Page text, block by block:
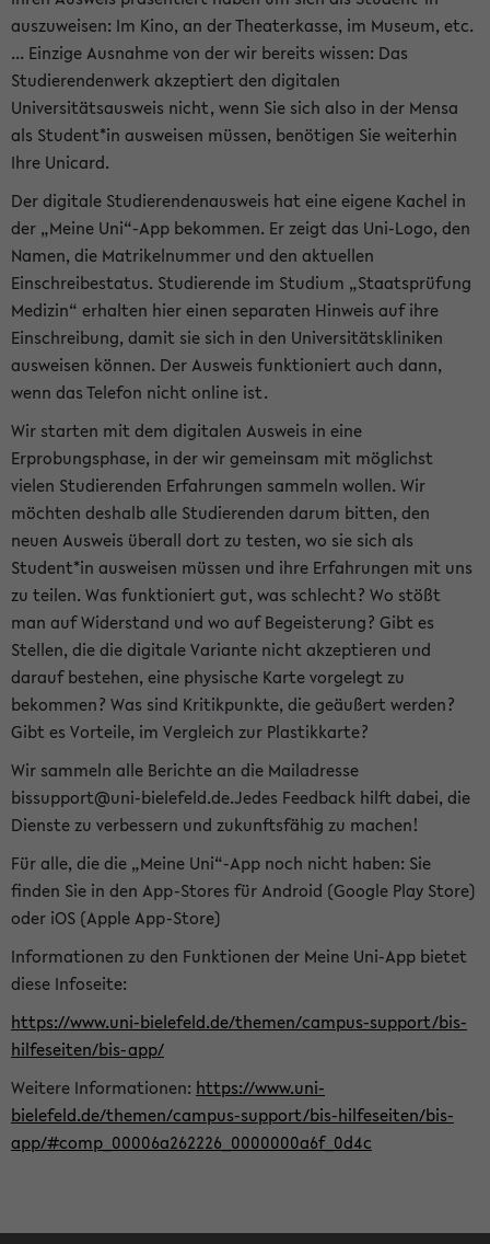
auszuweisen: Im Kino, an der Theaterkasse, im Museum, etc.
... Einzige Ausnahme von der wir bereits wissen: Das
Studierendenwerk akzeptiert den digitalen
Universitätsausweis nicht, wenn Sie sich also in der Mensa
als Student*in ausweisen müssen, benötigen Sie weiterhin
Ihre Unicard.
Der digitale Studierendenausweis hat eine eigene Kachel in
der „Meine Uni“-App bekommen. Er zeigt das Uni-Logo, den
Namen, die Matrikelnummer und den aktuellen
Einschreibestatus. Studierende im Studium „Staatsprüfung
Medizin“ erhalten hier einen separaten Hinweis auf ihre
Einschreibung, damit sie sich in den Universitätskliniken
ausweisen können. Der Ausweis funktioniert auch dann,
wenn das Telefon nicht online ist.
Wir starten mit dem digitalen Ausweis in eine
Erprobungsphase, in der wir gemeinsam mit möglichst
vielen Studierenden Erfahrungen sammeln wollen. Wir
möchten deshalb alle Studierenden darum bitten, den
neuen Ausweis überall dort zu testen, wo sie sich als
Student*in ausweisen müssen und ihre Erfahrungen mit uns
zu teilen. Was funktioniert gut, was schlecht? Wo stößt
man auf Widerstand und wo auf Begeisterung? Gibt es
Stellen, die die digitale Variante nicht akzeptieren und
darauf bestehen, eine physische Karte vorgelegt zu
bekommen? Was sind Kritikpunkte, die geäußert werden?
Gibt es Vorteile, im Vergleich zur Plastikkarte?
Wir sammeln alle Berichte an die Mailadresse
bissupport@uni-bielefeld.de.Jedes Feedback hilft dabei, die
Dienste zu verbessern und zukunftsfähig zu machen!
Für alle, die die „Meine Uni“-App noch nicht haben: Sie
finden Sie in den App-Stores für Android (Google Play Store)
oder iOS (Apple App-Store)
Informationen zu den Funktionen der Meine Uni-App bietet
diese Infoseite:
https://www.uni-bielefeld.de/themen/campus-support/bis-
hilfeseiten/bis-app/
Weitere Informationen: https://www.uni-
bielefeld.de/themen/campus-support/bis-hilfeseiten/bis-
app/#comp_00006a262226_0000000a6f_0d4c